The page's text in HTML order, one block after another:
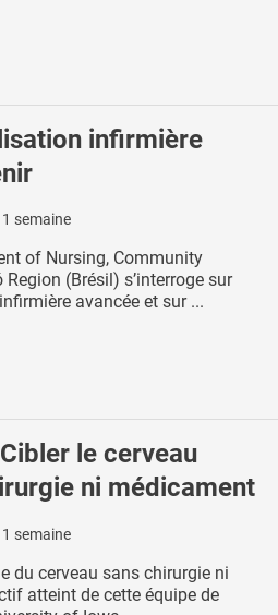
infirmière
semaine
of Nursing, Community
(Brésil) s’interroge sur
avancée et sur ...
le cerveau
ni médicament
semaine
du cerveau sans chirurgie ni
atteint de cette équipe de